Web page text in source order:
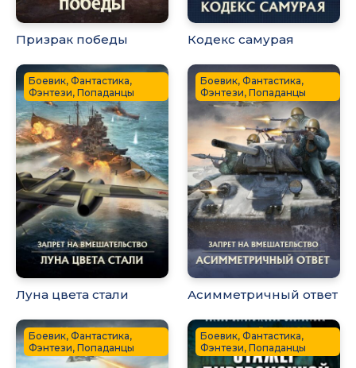
Призрак победы Кодекс самурая
Боевик, Фантастика,
Фэнтези, Попаданцы
Луна цвета стали
Боевик, Фантастика,
Фэнтези, Попаданцы
Асимметричный ответ
Боевик, Фантастика,
Фэнтези, Попаданцы
Боевик, Фантастика,
Фэнтези, Попаданцы